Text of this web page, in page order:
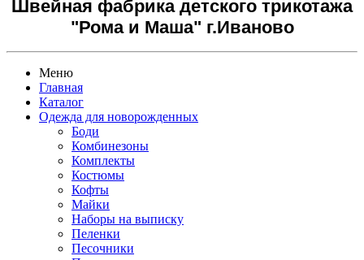
Швейная фабрика детского трикотажа
"Рома и Маша" г.Иваново
Меню
Главная
Каталог
Одежда для новорожденных
Боди
Комбинезоны
Комплекты
Костюмы
Кофты
Майки
Наборы на выписку
Пеленки
Песочники